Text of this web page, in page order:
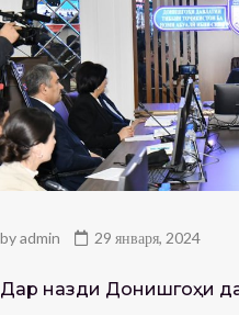
byadmin 29 января, 2024
Дар назди Донишгоҳи